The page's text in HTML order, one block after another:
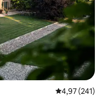
Note
4,97 (241)